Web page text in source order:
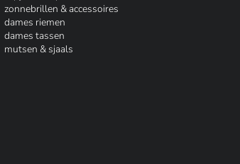
zonnebrillen & accessoires
dames riemen
dames tassen
mutsen & sjaals